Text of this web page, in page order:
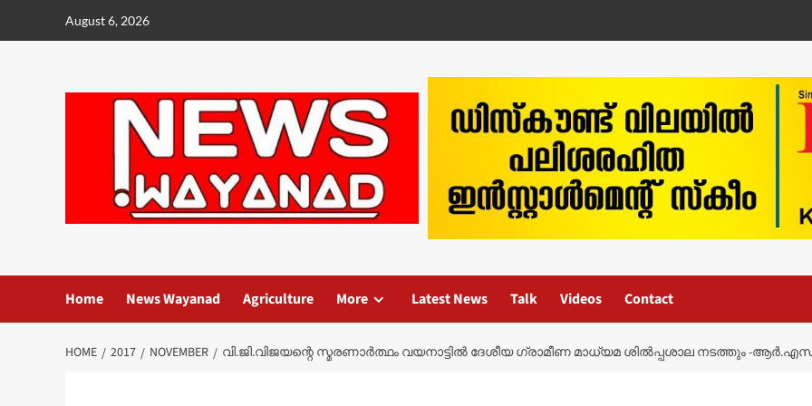
August 6, 2026
Home News Wayanad Agriculture More Latest News Talk Videos Contact
HOME 2017 NOVEMBER വി.ജി.വിജയന്റെ സ്മരണാർത്ഥം വയനാട്ടിൽ ദേശീയ ഗ്രാമീണ മാധ്യമ ശിൽപ്പശാല നടത്തും -